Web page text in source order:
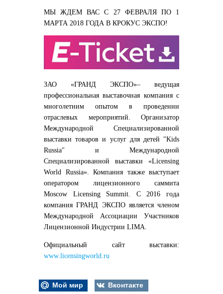
МЫ ЖДЕМ ВАС С 27 ФЕВРАЛЯ ПО 1
МАРТА 2018 ГОДА В КРОКУС ЭКСПО!
ЗАО «ГРАНД ЭКСПО»– ведущая
профессиональная выставочная компания с
многолетним опытом в проведении
отраслевых мероприятий. Организатор
Международной Специализированной
выставки товаров и услуг для детей "Kids
Russia" и Международной
Специализированной выставки «Licensing
World Russia». Компания также выступает
оператором лицензионного саммита
Moscow Licensing Summit. С 2016 года
компания ГРАНД ЭКСПО является членом
Международной Ассоциации Участников
Лицензионной Индустрии LIMA.
Официальный сайт выставки:
www.licensingworld.ru
Мой мир
Вконтакте